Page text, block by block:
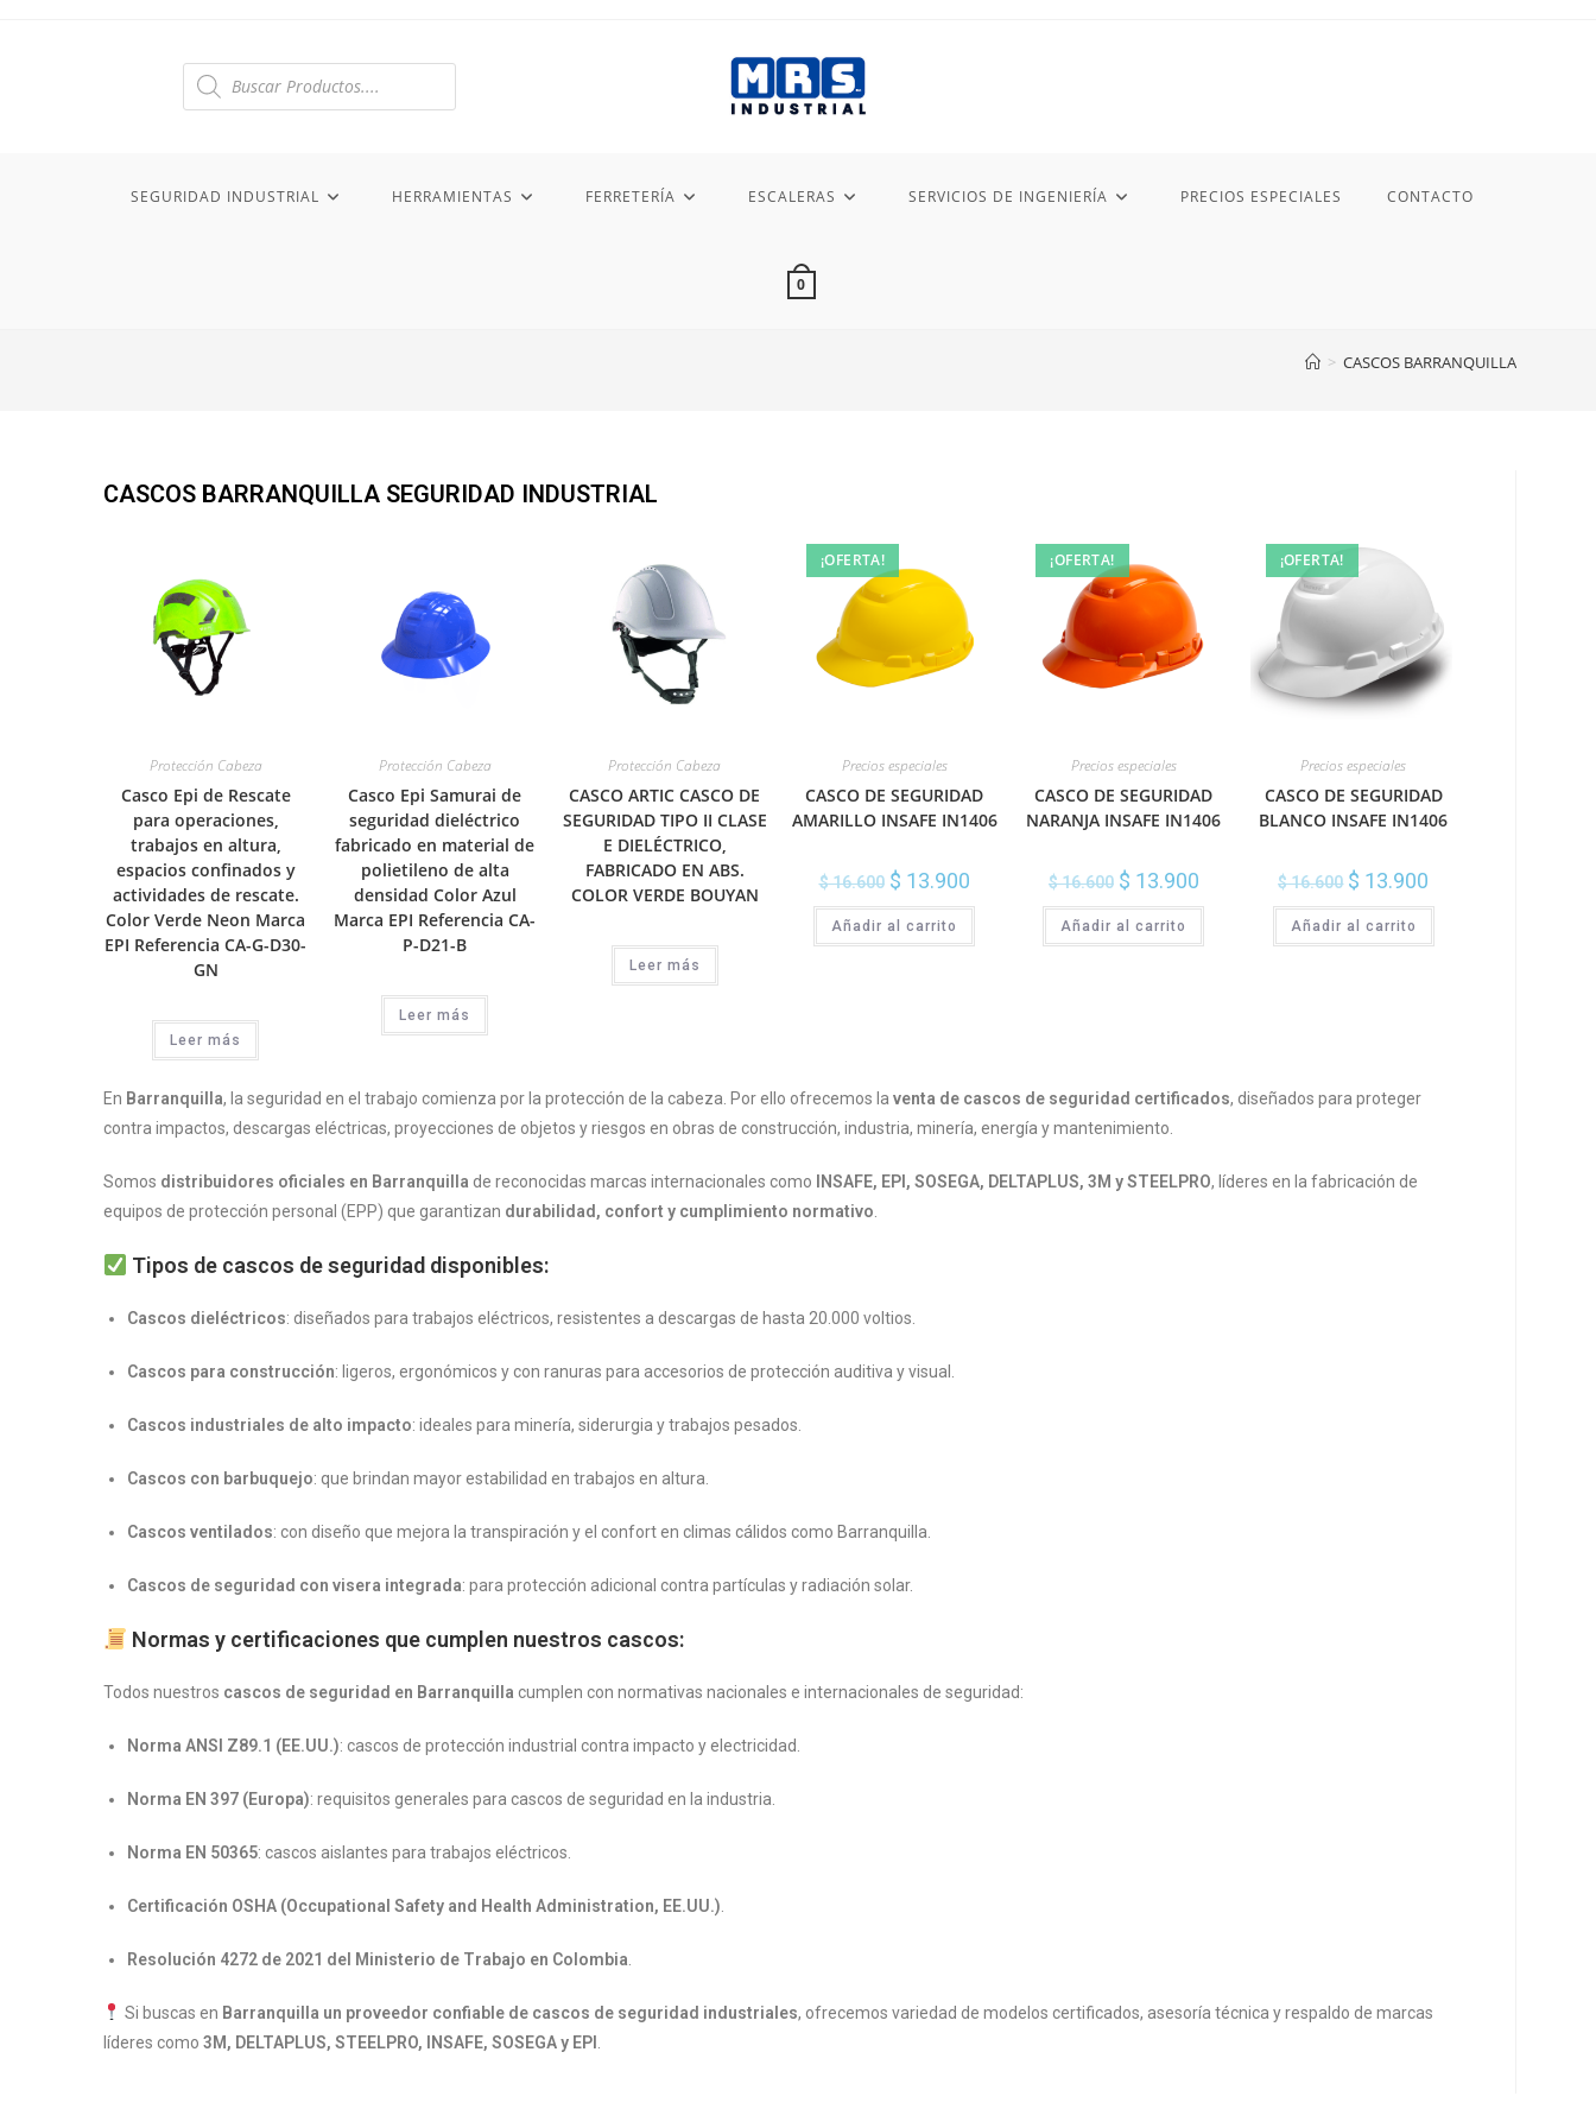
Búsqueda
SEGURIDAD INDUSTRIAL HERRAMIENTAS FERRETERÍA ESCALERAS SERVICIOS DE INGENIERÍA PRECIOS ESPECIALES CONTACTO
0
> CASCOS BARRANQUILLA
CASCOS BARRANQUILLA SEGURIDAD INDUSTRIAL
Protección Cabeza
Casco Epi de Rescate
para operaciones,
trabajos en altura,
espacios confinados y
actividades de rescate.
Color Verde Neon Marca
EPI Referencia CA-G-D30-
GN
Leer más
Protección Cabeza
Casco Epi Samurai de
seguridad dieléctrico
fabricado en material de
polietileno de alta
densidad Color Azul
Marca EPI Referencia CA-
P-D21-B
Leer más
Protección Cabeza
CASCO ARTIC CASCO DE
SEGURIDAD TIPO II CLASE
E DIELÉCTRICO,
FABRICADO EN ABS.
COLOR VERDE BOUYAN
Leer más
¡OFERTA!
Precios especiales
CASCO DE SEGURIDAD
AMARILLO INSAFE IN1406
$16.600 $ 13.900
Añadir al carrito
¡OFERTA!
Precios especiales
CASCO DE SEGURIDAD
NARANJA INSAFE IN1406
$16.600 $ 13.900
Añadir al carrito
¡OFERTA!
Precios especiales
CASCO DE SEGURIDAD
BLANCO INSAFE IN1406
$16.600 $ 13.900
Añadir al carrito
En Barranquilla, la seguridad en el trabajo comienza por la protección de la cabeza. Por ello ofrecemos la venta de cascos de seguridad certificados, diseñados para proteger
contra impactos, descargas eléctricas, proyecciones de objetos y riesgos en obras de construcción, industria, minería, energía y mantenimiento.
Somos distribuidores oficiales en Barranquilla de reconocidas marcas internacionales como INSAFE, EPI, SOSEGA, DELTAPLUS, 3M y STEELPRO, líderes en la fabricación de
equipos de protección personal (EPP) que garantizan durabilidad, confort y cumplimiento normativo
Tipos de cascos de seguridad disponibles:
Cascos dieléctricos: diseñados para trabajos eléctricos, resistentes a descargas de hasta 20.000 voltios.
Cascos para construcción: ligeros, ergonómicos y con ranuras para accesorios de protección auditiva y visual.
Cascos industriales de alto impacto: ideales para minería, siderurgia y trabajos pesados.
Cascos con barbuquejo: que brindan mayor estabilidad en trabajos en altura.
Cascos ventilados: con diseño que mejora la transpiración y el confort en climas cálidos como Barranquilla.
Cascos de seguridad con visera integrada: para protección adicional contra partículas y radiación solar.
Normas y certificaciones que cumplen nuestros cascos:
Todos nuestros cascos de seguridad en Barranquilla cumplen con normativas nacionales e internacionales de seguridad:
Norma ANSI Z89.1 (EE.UU.): cascos de protección industrial contra impacto y electricidad.
Norma EN 397 (Europa): requisitos generales para cascos de seguridad en la industria.
Norma EN 50365: cascos aislantes para trabajos eléctricos.
Certificación OSHA (Occupational Safety and Health Administration, EE.UU.)
Resolución 4272 de 2021 del Ministerio de Trabajo en Colombia
Si buscas en Barranquilla un proveedor confiable de cascos de seguridad industriales, ofrecemos variedad de modelos certificados, asesoría técnica y respaldo de marcas
líderes como 3M, DELTAPLUS, STEELPRO, INSAFE, SOSEGA y EPI